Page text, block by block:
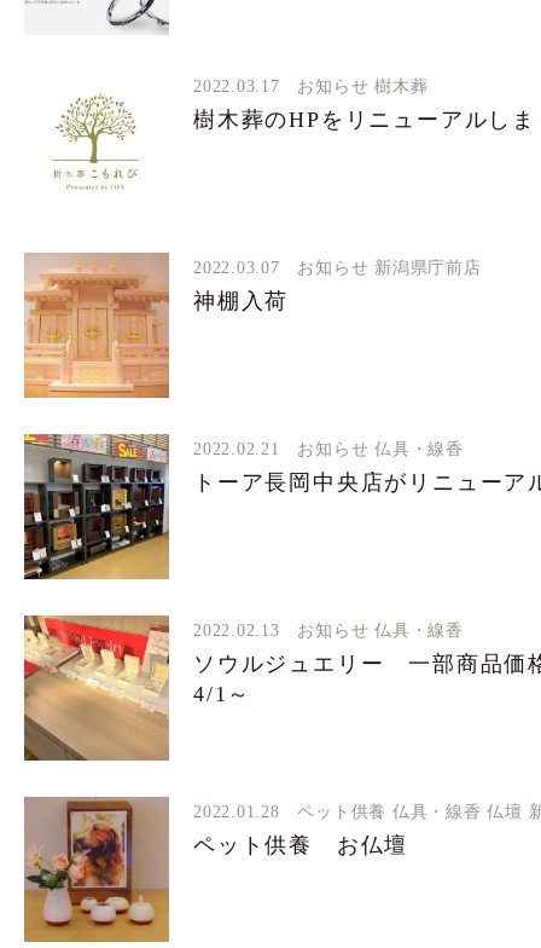
2022.03.17 お知らせ 樹木葬
樹木葬のHPをリニューアルし
2022.03.07 お知らせ 新潟県庁前店
神棚入荷
2022.02.21 お知らせ 仏具・線香
トーア長岡中央店がリニューア
2022.02.13 お知らせ 仏具・線香
ソウルジュエリー 一部商品
4/1～
2022.01.28 ペット供養 仏具・線香 仏壇
ペット供養 お仏壇